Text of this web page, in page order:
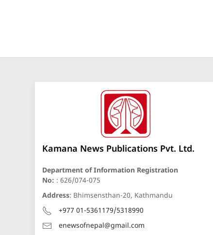
Kamana News Publications Pvt. Ltd.
Department of Information Registration
No: : 626/074-075
Address: Bhimsensthan-20, Kathmandu
+977 01-5361179/5318990
enewsofnepal@gmail.com